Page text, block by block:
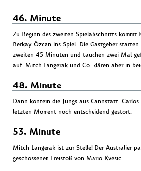
46. Minute
Zu Beginn des zweiten Spielabschnitts kommt
Berkay Özcan ins Spiel. Die Gastgeber
zweiten 45 Minuten und tauchen zwei Mal
auf. Mitch Langerak und Co. klären aber in
48. Minute
Dann kontern die Jungs aus Cannstatt.
letzten Moment noch entscheidend gestört.
53. Minute
Mitch Langerak ist zur Stelle! Der Australier
geschossenen Freistoß von Mario Kvesic.